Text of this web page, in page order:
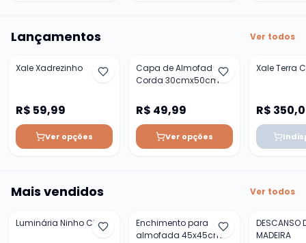
Lançamentos Ver todos
Xale Xadrezinho
R$ 59,99
Ver opções
Capa de Almofada
Corda 30cmx50cm
R$ 49,99
Ver opções
Xale Terra
R$
Mais vendidos Ver todos
Luminária Ninho Cipó
Enchimento para
almofada 45x45cm
DESCANSO
MADEIRA